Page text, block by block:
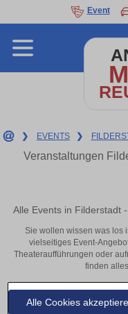
Alle Cookies
Event
❯ EVENTS ❯
Veranstaltungen
Alle Events in Filderstadt
Sie wollen wissen was los
vielseitiges Event-
Theateraufführungen oder
finden